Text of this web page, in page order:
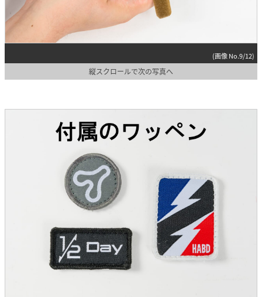
(画像 No.9/12)
縦スクロールで次の写真へ